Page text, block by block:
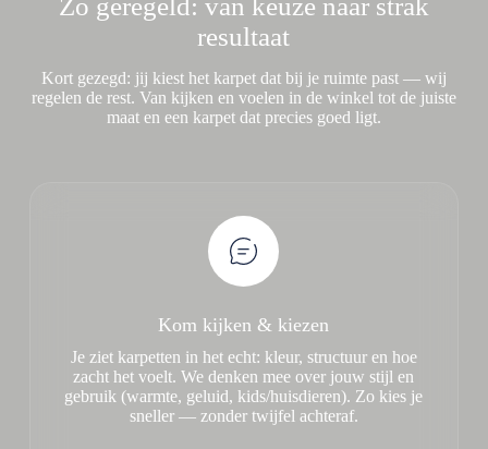
Zo geregeld: van keuze naar strak
resultaat
Kort gezegd: jij kiest het karpet dat bij je ruimte past — wij
regelen de rest. Van kijken en voelen in de winkel tot de juiste
maat en een karpet dat precies goed ligt.
Kom kijken & kiezen
Je ziet karpetten in het echt: kleur, structuur en hoe
zacht het voelt. We denken mee over jouw stijl en
gebruik (warmte, geluid, kids/huisdieren). Zo kies je
sneller — zonder twijfel achteraf.